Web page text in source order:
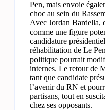
Pen, mais envoie
choc au sein du
Avec Jordan Bardella,
comme une figure
candidature
réhabilitation de Le
politique pourrait
internes. Le retour de
tant que candidate
l’avenir du RN et
partisans, tout en
chez ses opposants.